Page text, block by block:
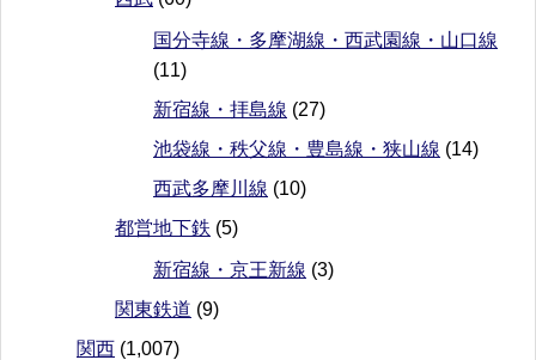
国分寺線・多摩湖線・西武園線・山口線
(11)
新宿線・拝島線 (27)
池袋線・秩父線・豊島線・狭山線 (14)
西武多摩川線 (10)
都営地下鉄 (5)
新宿線・京王新線 (3)
関東鉄道 (9)
関西 (1,007)